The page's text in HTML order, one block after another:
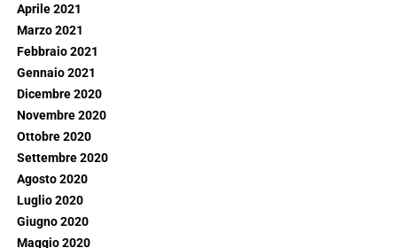
Aprile 2021
Marzo 2021
Febbraio 2021
Gennaio 2021
Dicembre 2020
Novembre 2020
Ottobre 2020
Settembre 2020
Agosto 2020
Luglio 2020
Giugno 2020
Maggio 2020